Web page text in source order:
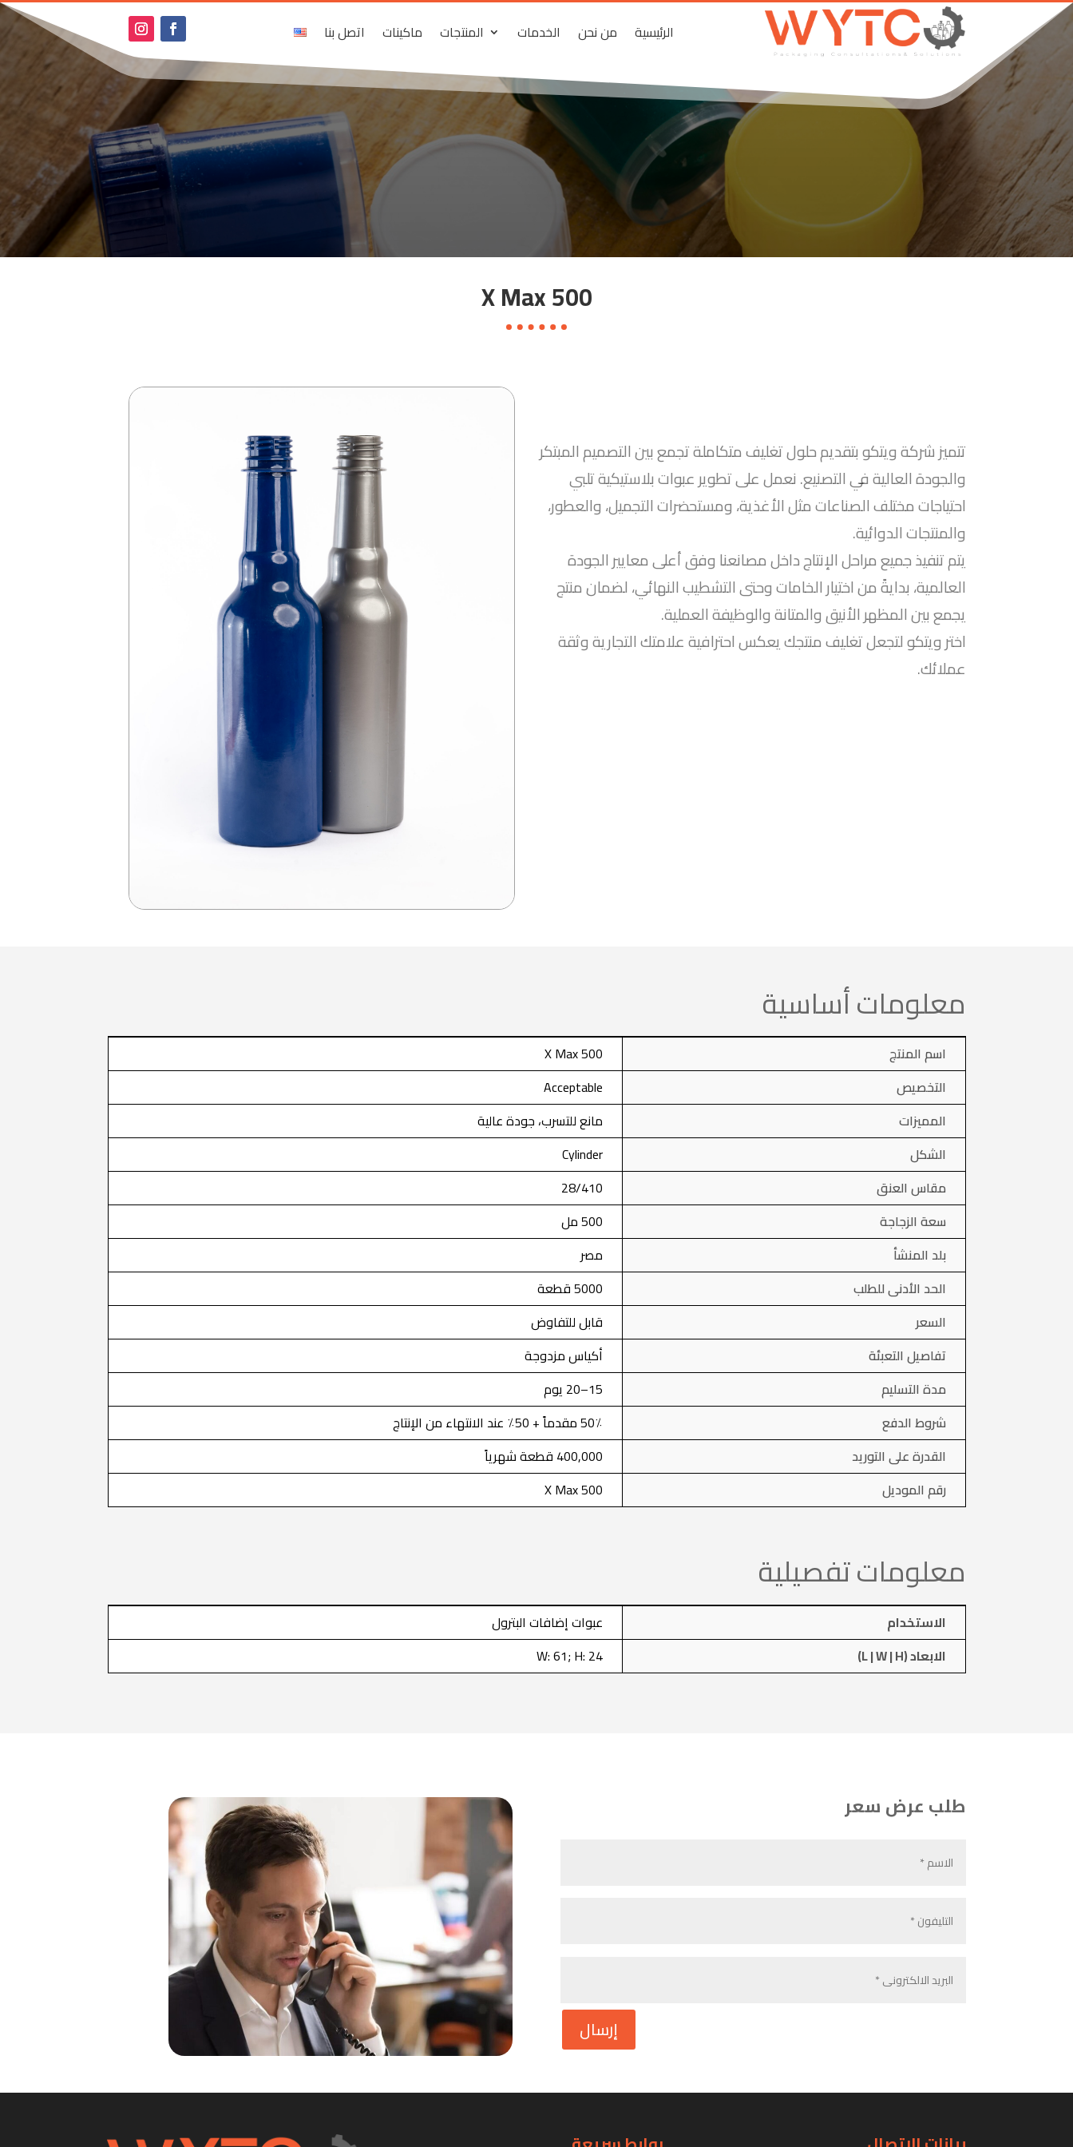
الرئيسية من نحن الخدمات المنتجات ماكينات اتصل بنا
X Max 500
تتميز شركة ويتكو بتقديم حلول تغليف متكاملة تجمع بين التصميم المبتكر
والجودة العالية في التصنيع. نعمل على تطوير عبوات بلاستيكية تلبي
احتياجات مختلف الصناعات مثل الأغذية، ومستحضرات التجميل، والعطور،
والمنتجات الدوائية.
يتم تنفيذ جميع مراحل الإنتاج داخل مصانعنا وفق أعلى معايير الجودة
العالمية، بدايةً من اختيار الخامات وحتى التشطيب النهائي، لضمان منتج
يجمع بين المظهر الأنيق والمتانة والوظيفة العملية.
اختر ويتكو لتجعل تغليف منتجك يعكس احترافية علامتك التجارية وثقة
عملائك.
معلومات أساسية
اسم المنتج
X Max 500
التخصيص
Acceptable
المميزات
مانع للتسرب، جودة عالية
الشكل
Cylinder
مقاس العنق
28/410
سعة الزجاجة
500 مل
بلد المنشأ
مصر
الحد الأدنى للطلب
5000 قطعة
السعر
قابل للتفاوض
تفاصيل التعبئة
أكياس مزدوجة
مدة التسليم
15–20 يوم
شروط الدفع
50٪ مقدماً + 50٪ عند الانتهاء من الإنتاج
القدرة على التوريد
400,000 قطعة شهرياً
رقم الموديل
X Max 500
معلومات تفصيلية
الاستخدام
عبوات إضافات البترول
الابعاد (L | W | H)
W: 61; H: 24
طلب عرض سعر
إرسال